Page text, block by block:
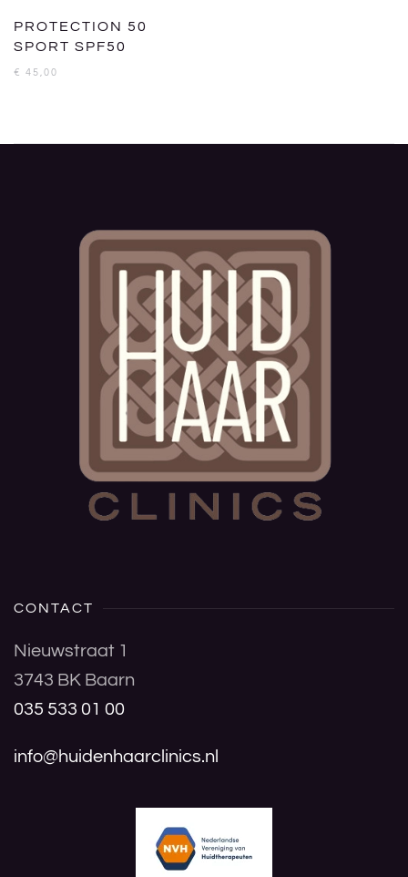
PROTECTION 50
SPORT SPF50
€ 45,00
CONTACT
Nieuwstraat 1
3743 BK Baarn
035 533 01 00
info@huidenhaarclinics.nl